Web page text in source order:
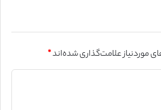
موردنیاز علامت‌گذاری شده‌اند*